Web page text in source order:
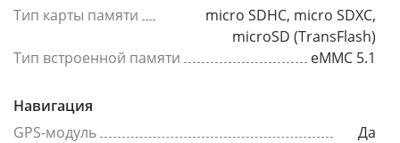
Тип карты памяти
micro SDHC, micro SDXC,
microSD (TransFlash)
Тип встроенной памяти
eMMC 5.1
Навигация
GPS-модуль
Да